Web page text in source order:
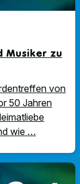
Musiker zu
von
50 Jahren
wie …